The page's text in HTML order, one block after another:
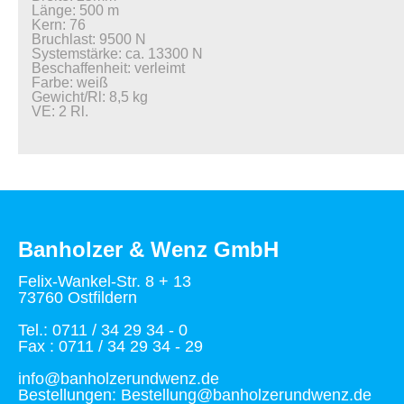
Länge: 500 m
Kern: 76
Bruchlast: 9500 N
Systemstärke: ca. 13300 N
Beschaffenheit: verleimt
Farbe: weiß
Gewicht/Rl: 8,5 kg
VE: 2 Rl.
Banholzer & Wenz GmbH
Felix-Wankel-Str. 8 + 13
73760 Ostfildern
Tel.: 0711 / 34 29 34 - 0
Fax : 0711 / 34 29 34 - 29
info@banholzerundwenz.de
Bestellungen: Bestellung@banholzerundwenz.de